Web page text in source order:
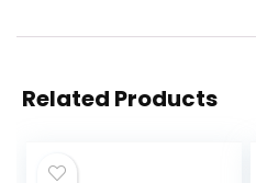
Related Products